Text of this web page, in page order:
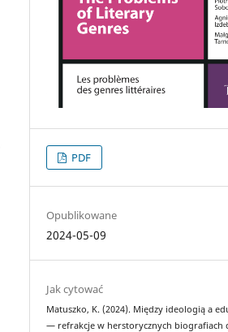
PDF
Opublikowane
2024-05-09
Jak cytować
Matuszko, K. (2024). Między ideologią a
— refrakcje w herstorycznych biografiach